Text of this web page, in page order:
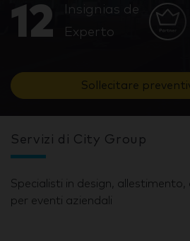
12
Insignias de
Experto
Sollecitare
Servizi di City Group
Specialisti in design,
per eventi aziendali